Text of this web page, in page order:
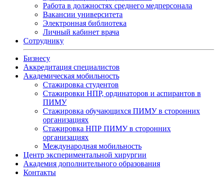
Работа в должностях среднего медперсонала
Вакансии университета
Электронная библиотека
Личный кабинет врача
Сотруднику
Бизнесу
Аккредитация специалистов
Академическая мобильность
Стажировка студентов
Стажировки НПР, ординаторов и аспирантов в
ПИМУ
Стажировка обучающихся ПИМУ в сторонних
организациях
Стажировка НПР ПИМУ в сторонних
организациях
Международная мобильность
Центр экспериментальной хирургии
Академия дополнительного образования
Контакты